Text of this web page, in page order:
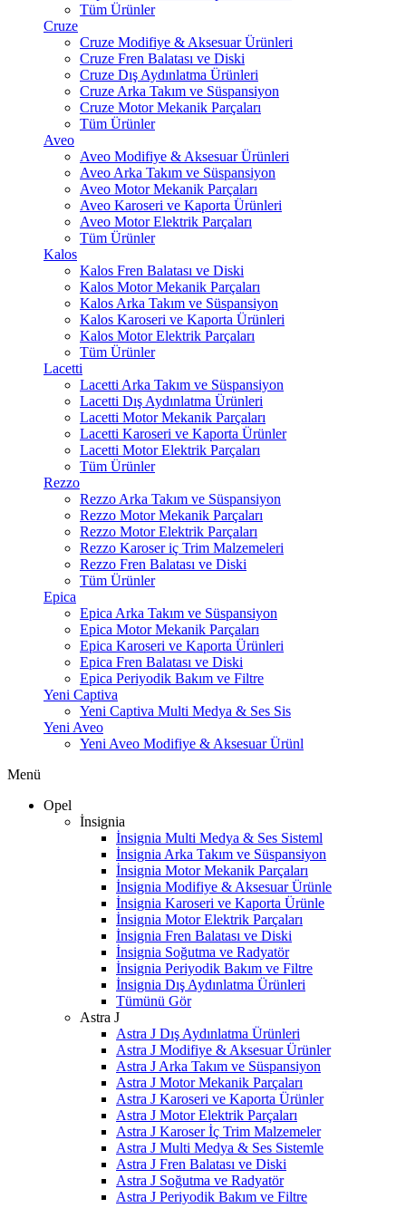
Tüm Ürünler
Cruze
Cruze Modifiye & Aksesuar Ürünleri
Cruze Fren Balatası ve Diski
Cruze Dış Aydınlatma Ürünleri
Cruze Arka Takım ve Süspansiyon
Cruze Motor Mekanik Parçaları
Tüm Ürünler
Aveo
Aveo Modifiye & Aksesuar Ürünleri
Aveo Arka Takım ve Süspansiyon
Aveo Motor Mekanik Parçaları
Aveo Karoseri ve Kaporta Ürünleri
Aveo Motor Elektrik Parçaları
Tüm Ürünler
Kalos
Kalos Fren Balatası ve Diski
Kalos Motor Mekanik Parçaları
Kalos Arka Takım ve Süspansiyon
Kalos Karoseri ve Kaporta Ürünleri
Kalos Motor Elektrik Parçaları
Tüm Ürünler
Lacetti
Lacetti Arka Takım ve Süspansiyon
Lacetti Dış Aydınlatma Ürünleri
Lacetti Motor Mekanik Parçaları
Lacetti Karoseri ve Kaporta Ürünler
Lacetti Motor Elektrik Parçaları
Tüm Ürünler
Rezzo
Rezzo Arka Takım ve Süspansiyon
Rezzo Motor Mekanik Parçaları
Rezzo Motor Elektrik Parçaları
Rezzo Karoser iç Trim Malzemeleri
Rezzo Fren Balatası ve Diski
Tüm Ürünler
Epica
Epica Arka Takım ve Süspansiyon
Epica Motor Mekanik Parçaları
Epica Karoseri ve Kaporta Ürünleri
Epica Fren Balatası ve Diski
Epica Periyodik Bakım ve Filtre
Yeni Captiva
Yeni Captiva Multi Medya & Ses Sis
Yeni Aveo
Yeni Aveo Modifiye & Aksesuar Ürünl
Menü
Opel
İnsignia
İnsignia Multi Medya & Ses Sisteml
İnsignia Arka Takım ve Süspansiyon
İnsignia Motor Mekanik Parçaları
İnsignia Modifiye & Aksesuar Ürünle
İnsignia Karoseri ve Kaporta Ürünle
İnsignia Motor Elektrik Parçaları
İnsignia Fren Balatası ve Diski
İnsignia Soğutma ve Radyatör
İnsignia Periyodik Bakım ve Filtre
İnsignia Dış Aydınlatma Ürünleri
Tümünü Gör
Astra J
Astra J Dış Aydınlatma Ürünleri
Astra J Modifiye & Aksesuar Ürünler
Astra J Arka Takım ve Süspansiyon
Astra J Motor Mekanik Parçaları
Astra J Karoseri ve Kaporta Ürünler
Astra J Motor Elektrik Parçaları
Astra J Karoser İç Trim Malzemeler
Astra J Multi Medya & Ses Sistemle
Astra J Fren Balatası ve Diski
Astra J Soğutma ve Radyatör
Astra J Periyodik Bakım ve Filtre